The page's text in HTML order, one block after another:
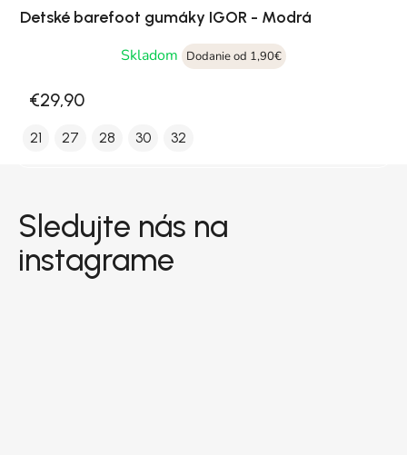
Detské barefoot gumáky IGOR - Modrá
Skladom
Dodanie od 1,90€
€29,90
21 27 28 30 32
Sledujte nás na
instagrame